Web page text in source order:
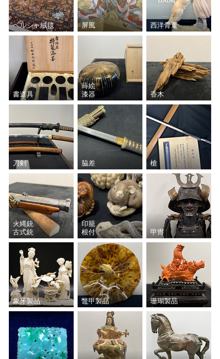
ペルシャ絨毯 屏風 西洋骨董
書道具
蒔絵
漆器
香木
刀剣 脇差 槍
火縄銃
古式銃
印籠
根付
甲冑
象牙製品 鼈甲製品 珊瑚製品